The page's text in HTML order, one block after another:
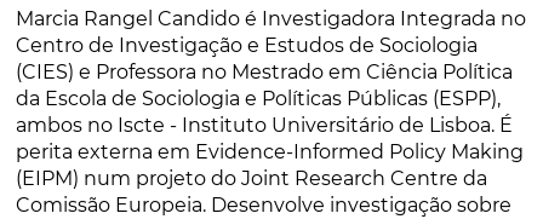
Marcia Rangel Candido é Investigadora Integrada no
Centro de Investigação e Estudos de Sociologia
(CIES) e Professora no Mestrado em Ciência Política
da Escola de Sociologia e Políticas Públicas (ESPP),
ambos no Iscte - Instituto Universitário de Lisboa. É
perita externa em Evidence-Informed Policy Making
(EIPM) num projeto do Joint Research Centre da
Comissão Europeia. Desenvolve investigação sobre